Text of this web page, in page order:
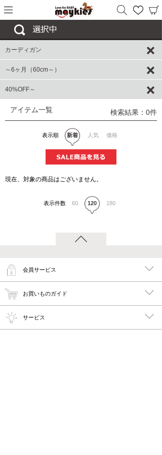
カーディガン
～6ヶ月（60cm～）
40%OFF～
アイテム一覧 検索結果：0件
表示順 新着 人気 価格
現在、対象の商品はございません。
表示件数 60 120 180
会員サービス
お買いものガイド
サービス